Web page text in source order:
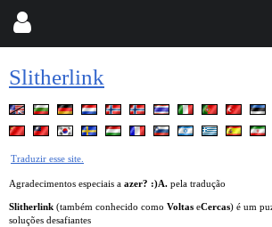
Slitherlink
Traduzir esse site.
Agradecimentos especiais a azer? :)A. pela tradução
Slitherlink (também conhecido como Voltas eCercas) é um
soluções desafiantes